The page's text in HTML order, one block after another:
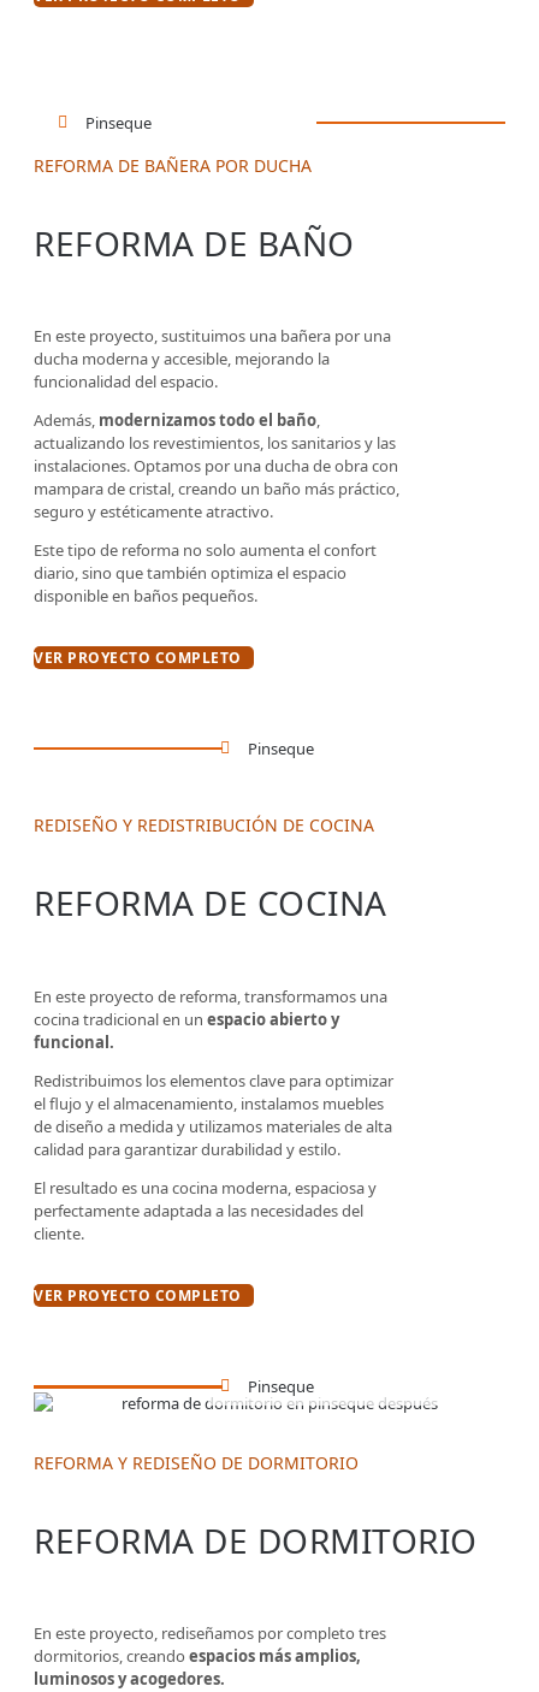
Pinseque
REFORMA DE BAÑERA POR DUCHA
REFORMA DE BAÑO
En este proyecto, sustituimos una bañera por una
ducha moderna y accesible, mejorando la
funcionalidad del espacio.
Además, modernizamos todo el baño,
actualizando los revestimientos, los sanitarios y las
instalaciones. Optamos por una ducha de obra con
mampara de cristal, creando un baño más práctico,
seguro y estéticamente atractivo.
Este tipo de reforma no solo aumenta el confort
diario, sino que también optimiza el espacio
disponible en baños pequeños.
VER PROYECTO COMPLETO
Pinseque
REDISEÑO Y REDISTRIBUCIÓN DE COCINA
REFORMA DE COCINA
En este proyecto de reforma, transformamos una
cocina tradicional en un espacio abierto y
funcional.
Redistribuimos los elementos clave para optimizar
el flujo y el almacenamiento, instalamos muebles
de diseño a medida y utilizamos materiales de alta
calidad para garantizar durabilidad y estilo.
El resultado es una cocina moderna, espaciosa y
perfectamente adaptada a las necesidades del
cliente.
VER PROYECTO COMPLETO
Pinseque
REFORMA Y REDISEÑO DE DORMITORIO
REFORMA DE DORMITORIO
En este proyecto, rediseñamos por completo tres
dormitorios, creando espacios más amplios,
luminosos y acogedores.